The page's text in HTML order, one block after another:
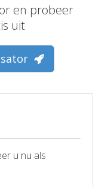
en probeer
uit
u nu als